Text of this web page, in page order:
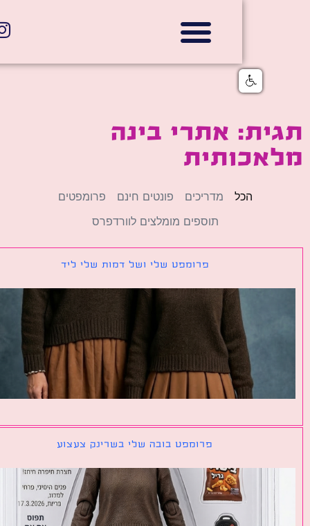
אתרי בינה
מדריכים פונטים חינם
פרומפטים
תוספים מומלצים לוורדפרס
פרומפט שלי ושל דמות שלי ליד
פרומפט בובה שלי בשרינק צעצוע